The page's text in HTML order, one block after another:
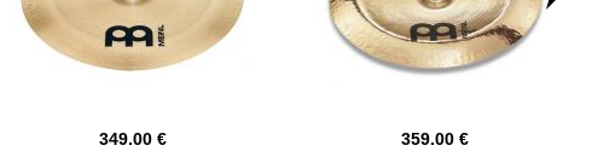
349.00 359.00